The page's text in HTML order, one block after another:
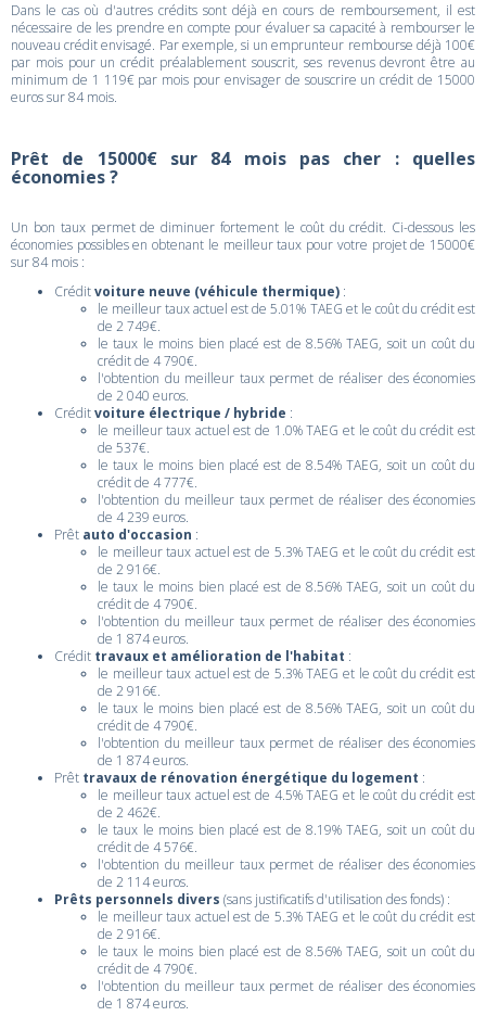
Dans le cas où d'autres crédits sont déjà en cours de remboursement, il est
nécessaire de les prendre en compte pour évaluer sa capacité à rembourser le
nouveau crédit envisagé. Par exemple, si un emprunteur rembourse déjà 100€
par mois pour un crédit préalablement souscrit, ses revenus devront être au
minimum de 1 119€ par mois pour envisager de souscrire un crédit de 15000
euros sur 84 mois.
Prêt de 15000€ sur 84 mois pas cher : quelles
économies ?
Un bon taux permet de diminuer fortement le coût du crédit. Ci-dessous les
économies possibles en obtenant le meilleur taux pour votre projet de 15000€
sur 84 mois :
Créditvoiture neuve (véhicule thermique) :
le meilleur taux actuel est de 5.01% TAEG et le coût du crédit est
de 2 749€.
le taux le moins bien placé est de 8.56% TAEG, soit un coût du
crédit de 4 790€.
l'obtention du meilleur taux permet de réaliser des économies
de 2 040 euros.
Créditvoiture électrique / hybride :
le meilleur taux actuel est de 1.0% TAEG et le coût du crédit est
de 537€.
le taux le moins bien placé est de 8.54% TAEG, soit un coût du
crédit de 4 777€.
l'obtention du meilleur taux permet de réaliser des économies
de 4 239 euros.
Prêt auto d'occasion :
le meilleur taux actuel est de 5.3% TAEG et le coût du crédit est
de 2 916€.
le taux le moins bien placé est de 8.56% TAEG, soit un coût du
crédit de 4 790€.
l'obtention du meilleur taux permet de réaliser des économies
de 1 874 euros.
Crédit travaux et amélioration de l'habitat :
le meilleur taux actuel est de 5.3% TAEG et le coût du crédit est
de 2 916€.
le taux le moins bien placé est de 8.56% TAEG, soit un coût du
crédit de 4 790€.
l'obtention du meilleur taux permet de réaliser des économies
de 1 874 euros.
Prêt travaux de rénovation énergétique du logement :
le meilleur taux actuel est de 4.5% TAEG et le coût du crédit est
de 2 462€.
le taux le moins bien placé est de 8.19% TAEG, soit un coût du
crédit de 4 576€.
l'obtention du meilleur taux permet de réaliser des économies
de 2 114 euros.
Prêts personnels divers (sans justificatifs d'utilisation des fonds) :
le meilleur taux actuel est de 5.3% TAEG et le coût du crédit est
de 2 916€.
le taux le moins bien placé est de 8.56% TAEG, soit un coût du
crédit de 4 790€.
l'obtention du meilleur taux permet de réaliser des économies
de 1 874 euros.